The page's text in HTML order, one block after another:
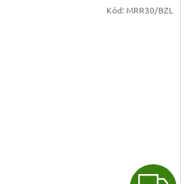
Kód: MRR30/BZL